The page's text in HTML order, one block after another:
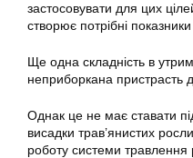
застосовувати для цих
створює потрібні
Ще одна складність в
неприборкана пристрасть
Однак це не має ставати
висадки трав’янистих
роботу системи